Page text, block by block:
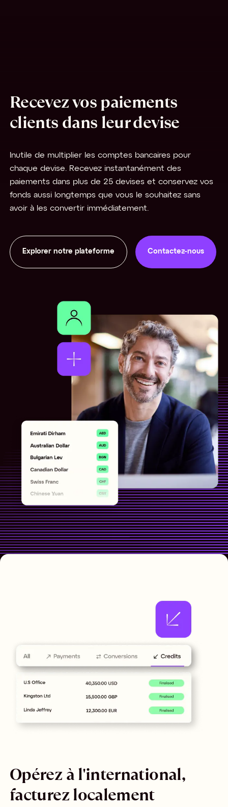
Recevez vos paiements
clients dans leur devise
Inutile de multiplier les comptes bancaires pour
chaque devise. Recevez instantanément des
paiements dans plus de 25 devises et conservez vos
fonds aussi longtemps que vous le souhaitez sans
avoir à les convertir immédiatement.
Explorer notre plateforme Contactez-nous
Contactez-nous
Opérez à l'international,
facturez localement